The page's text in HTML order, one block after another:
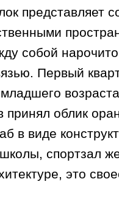
представляет
собой
Первый
принял облик
в виде
спортзал
это